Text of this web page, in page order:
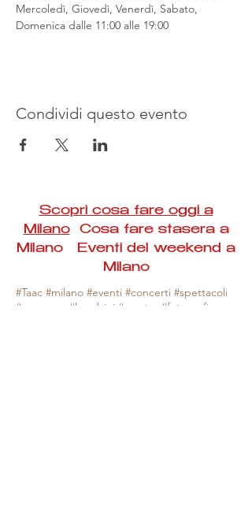
Mercoledì, Giovedì, Venerdì, Sabato,
Domenica dalle 11:00 alle 19:00
Condividi questo evento
Scopri cosa fare oggi a
MilanoCosa fare stasera a
Milano Eventi del weekend a
Milano
#Taac #milano #eventi #concerti #spettacoli
#rassegne #bambini #mostre #fotografia